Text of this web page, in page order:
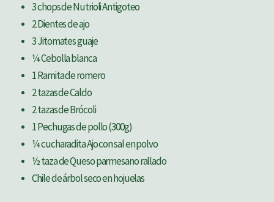
3 chops de Nutrioli Antigoteo
2 Dientes de ajo
3 Jitomates guaje
¼ Cebolla blanca
1 Ramita de romero
2 tazas de Caldo
2 tazas de Brócoli
1 Pechugas de pollo (300g)
¼ cucharadita Ajo con sal en polvo
½ taza de Queso parmesano rallado
Chile de árbol seco en hojuelas